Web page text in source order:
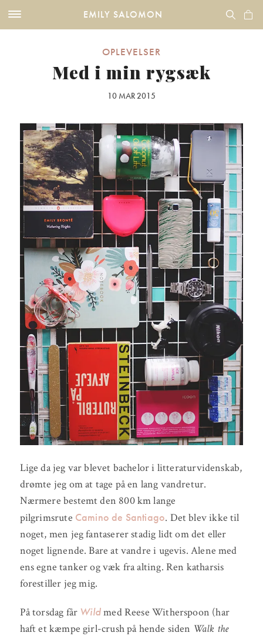
EMILY SALOMON
OPLEVELSER
Med i min rygsæk
10 MAR 2015
Lige da jeg var blevet bachelor i litteraturvidenskab,
drømte jeg om at tage på en lang vandretur.
Nærmere bestemt den 800 km lange
pilgrimsrute Camino de Santiago. Det blev ikke til
noget, men jeg fantaserer stadig lidt om det eller
noget lignende. Bare at vandre i ugevis. Alene med
ens egne tanker og væk fra alting. Ren katharsis
forestiller jeg mig.
På torsdag får Wildmed Reese Witherspoon (har
haft et kæmpe girl-crush på hende siden Walk the